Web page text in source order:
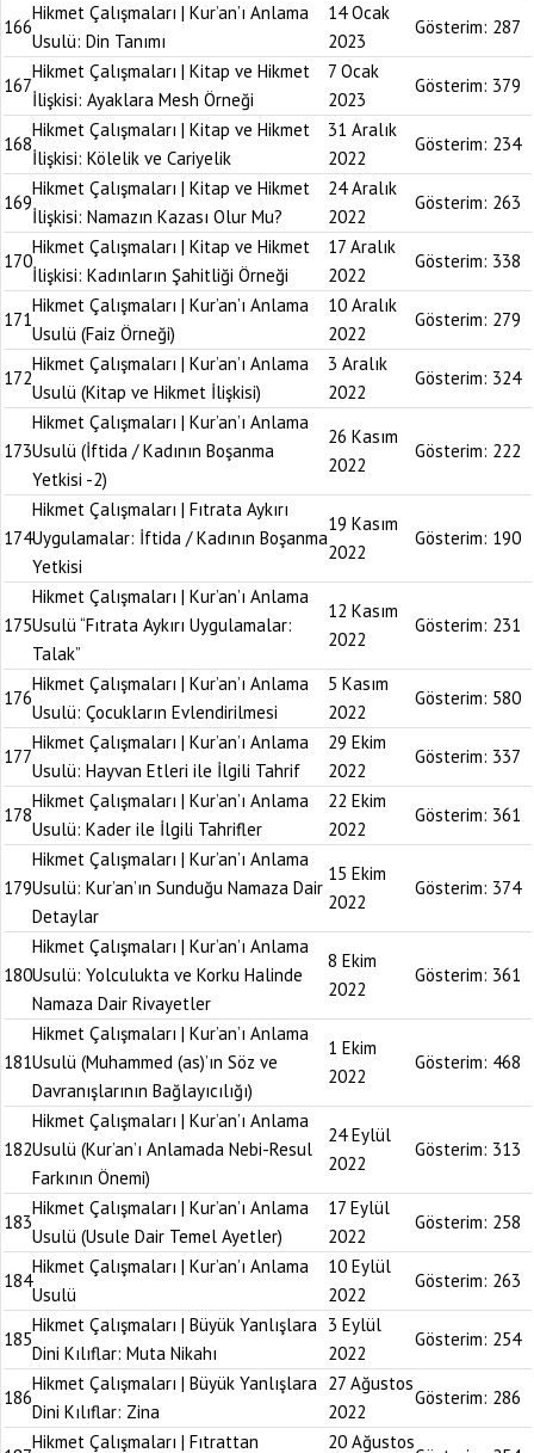
166
Hikmet Çalışmaları | Kur’an’ı Anlama
Usulü: Din Tanımı
14 Ocak
2023
Gösterim: 287
167
Hikmet Çalışmaları | Kitap ve Hikmet
İlişkisi: Ayaklara Mesh Örneği
7 Ocak
2023
Gösterim: 379
168
Hikmet Çalışmaları | Kitap ve Hikmet
İlişkisi: Kölelik ve Cariyelik
31 Aralık
2022
Gösterim: 234
169
Hikmet Çalışmaları | Kitap ve Hikmet
İlişkisi: Namazın Kazası Olur Mu?
24 Aralık
2022
Gösterim: 263
170
Hikmet Çalışmaları | Kitap ve Hikmet
İlişkisi: Kadınların Şahitliği Örneği
17 Aralık
2022
Gösterim: 338
171
Hikmet Çalışmaları | Kur’an’ı Anlama
Usulü (Faiz Örneği)
10 Aralık
2022
Gösterim: 279
172
Hikmet Çalışmaları | Kur’an’ı Anlama
Usulü (Kitap ve Hikmet İlişkisi)
3 Aralık
2022
Gösterim: 324
173
Hikmet Çalışmaları | Kur’an’ı Anlama
Usulü (İftida / Kadının Boşanma
Yetkisi -2)
26 Kasım
2022
Gösterim: 222
174
Hikmet Çalışmaları | Fıtrata Aykırı
Uygulamalar: İftida / Kadının Boşanma
Yetkisi
19 Kasım
2022
Gösterim: 190
175
Hikmet Çalışmaları | Kur’an’ı Anlama
Usulü “Fıtrata Aykırı Uygulamalar:
Talak”
12 Kasım
2022
Gösterim: 231
176
Hikmet Çalışmaları | Kur’an’ı Anlama
Usulü: Çocukların Evlendirilmesi
5 Kasım
2022
Gösterim: 580
177
Hikmet Çalışmaları | Kur’an’ı Anlama
Usulü: Hayvan Etleri ile İlgili Tahrif
29 Ekim
2022
Gösterim: 337
178
Hikmet Çalışmaları | Kur’an’ı Anlama
Usulü: Kader ile İlgili Tahrifler
22 Ekim
2022
Gösterim: 361
179
Hikmet Çalışmaları | Kur’an’ı Anlama
Usulü: Kur’an’ın Sunduğu Namaza Dair
Detaylar
15 Ekim
2022
Gösterim: 374
180
Hikmet Çalışmaları | Kur’an’ı Anlama
Usulü: Yolculukta ve Korku Halinde
Namaza Dair Rivayetler
8 Ekim
2022
Gösterim: 361
181
Hikmet Çalışmaları | Kur’an’ı Anlama
Usulü (Muhammed (as)’ın Söz ve
Davranışlarının Bağlayıcılığı)
1 Ekim
2022
Gösterim: 468
182
Hikmet Çalışmaları | Kur’an’ı Anlama
Usulü (Kur’an’ı Anlamada Nebi-Resul
Farkının Önemi)
24 Eylül
2022
Gösterim: 313
183
Hikmet Çalışmaları | Kur’an’ı Anlama
Usulü (Usule Dair Temel Ayetler)
17 Eylül
2022
Gösterim: 258
184
Hikmet Çalışmaları | Kur’an’ı Anlama
Usulü
10 Eylül
2022
Gösterim: 263
185
Hikmet Çalışmaları | Büyük Yanlışlara
Dini Kılıflar: Muta Nikahı
3 Eylül
2022
Gösterim: 254
186
Hikmet Çalışmaları | Büyük Yanlışlara
Dini Kılıflar: Zina
27 Ağustos
2022
Gösterim: 286
Hikmet Çalışmaları | Fıtrattan 20 Ağustos